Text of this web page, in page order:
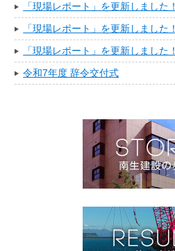
「現場レポート」を更新しました！
「現場レポート」を更新しました！
「現場レポート」を更新しました！
令和7年度 辞令交付式